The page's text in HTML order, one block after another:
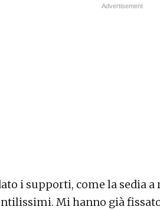
i supporti, come la sedia
Mi hanno già